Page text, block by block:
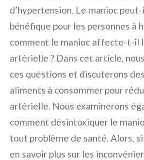
d’hypertension. Le manioc
bénéfique pour les personnes à
comment le manioc affecte-t-il
artérielle ? Dans cet article,
ces questions et discuterons
aliments à consommer pour
artérielle. Nous examinerons
comment désintoxiquer le
tout problème de santé. Alors,
en savoir plus sur les